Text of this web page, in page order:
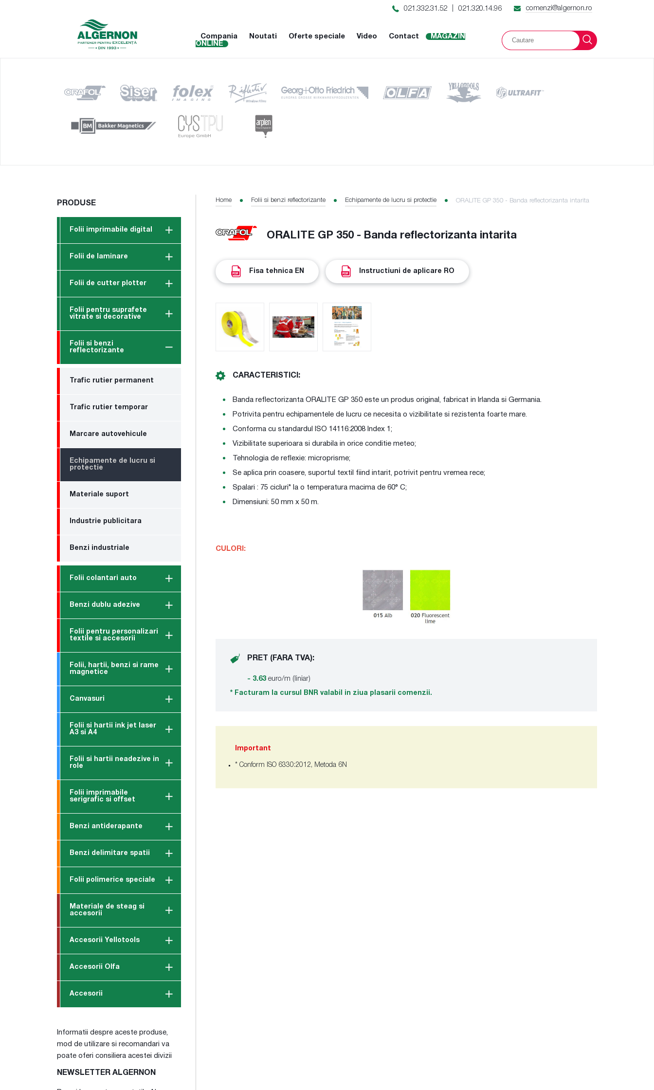
021.332.31.52 021.320.14.96 comenzi@algernon.ro
Compania Noutati Oferte speciale Video Contact
MAGAZIN
ONLINE
PRODUSE
Folii imprimabile digital
Folii de laminare
Folii de cutter plotter
Folii pentru suprafete
vitrate si decorative
Folii si benzi
reflectorizante
Trafic rutier permanent
Trafic rutier temporar
Marcare autovehicule
Echipamente de lucru si
protectie
Materiale suport
Industrie publicitara
Benzi industriale
Folii colantari auto
Benzi dublu adezive
Folii pentru personalizari
textile si accesorii
Folii, hartii, benzi si rame
magnetice
Canvasuri
Folii si hartii ink jet laser
A3 si A4
Folii si hartii neadezive in
role
Folii imprimabile
serigrafic si offset
Benzi antiderapante
Benzi delimitare spatii
Folii polimerice speciale
Materiale de steag si
accesorii
Accesorii Yellotools
Accesorii Olfa
Accesorii
Informatii despre aceste produse,
mod de utilizare si recomandari va
poate oferi consiliera acestei divizii
NEWSLETTER ALGERNON
Home Folii si benzi reflectorizante Echipamente de lucru si protectie ORALITE GP 350 - Banda reflectorizanta intarita
ORALITE GP 350 - Banda reflectorizanta intarita
Fisa tehnica EN Instructiuni de aplicare RO
CARACTERISTICI:
Banda reflectorizanta ORALITE GP 350 este un produs original, fabricat in Irlanda si Germania.
Potrivita pentru echipamentele de lucru ce necesita o vizibilitate si rezistenta foarte mare.
Conforma cu standardul ISO 14116:2008 Index 1;
Vizibilitate superioara si durabila in orice conditie meteo;
Tehnologia de reflexie: microprisme;
Se aplica prin coasere, suportul textil fiind intarit, potrivit pentru vremea rece;
Spalari : 75 cicluri* la o temperatura macima de 60° C;
Dimensiuni: 50 mm x 50 m.
CULORI:
PRET (FARA TVA):
- 3.63 euro/m (liniar)
* Facturam la cursul BNR valabil in ziua plasarii comenzii.
Important
* Conform ISO 6330:2012, Metoda 6N